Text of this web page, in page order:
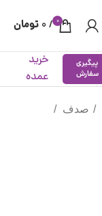
0
/
0 تومان
پیگیری
سفارش
خرید
عمده
صدف